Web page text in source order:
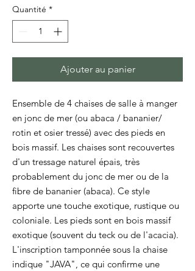
Quantité *
Ajouter au panier
Ensemble de 4 chaises de salle à manger
en jonc de mer (ou abaca / bananier/
rotin et osier tressé) avec des pieds en
bois massif. Les chaises sont recouvertes
d'un tressage naturel épais, très
probablement du jonc de mer ou de la
fibre de bananier (abaca). Ce style
apporte une touche exotique, rustique ou
coloniale. Les pieds sont en bois massif
exotique (souvent du teck ou de l'acacia).
L'inscription tamponnée sous la chaise
indique "JAVA", ce qui confirme une